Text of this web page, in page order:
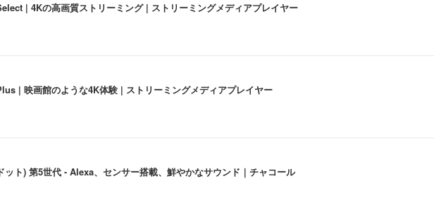
| 4Kの高画質ストリーミング | ストリーミングメディアプレイヤー
| 映画館のような4K体験 | ストリーミングメディアプレイヤー
ト) 第5世代 - Alexa、センサー搭載、鮮やかなサウンド｜チャコール